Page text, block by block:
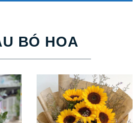
BÓ HOA